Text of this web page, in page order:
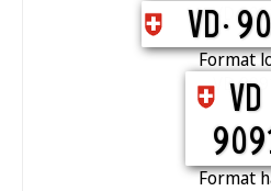
VD.
VD
Format
VD
VD
Format